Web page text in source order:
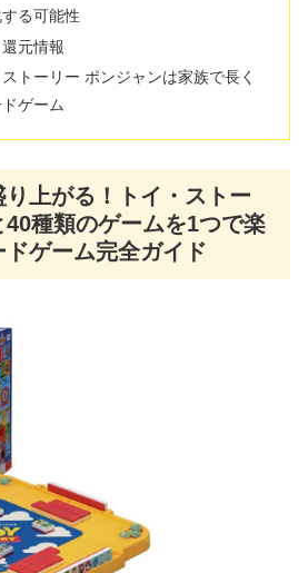
る可能性
元情報
トーリー ポンジャンは家族で長く
ゲーム
上がる！トイ・ストー
40種類のゲームを1つで楽
ドゲーム完全ガイド